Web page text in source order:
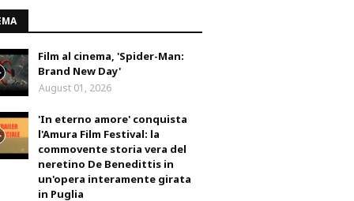
Film al cinema, 'Spider-Man:
Brand New Day'
August 01, 2026
'In eterno amore' conquista
l'Amura Film Festival: la
commovente storia vera del
neretino De Benedittis in
un'opera interamente girata
in Puglia